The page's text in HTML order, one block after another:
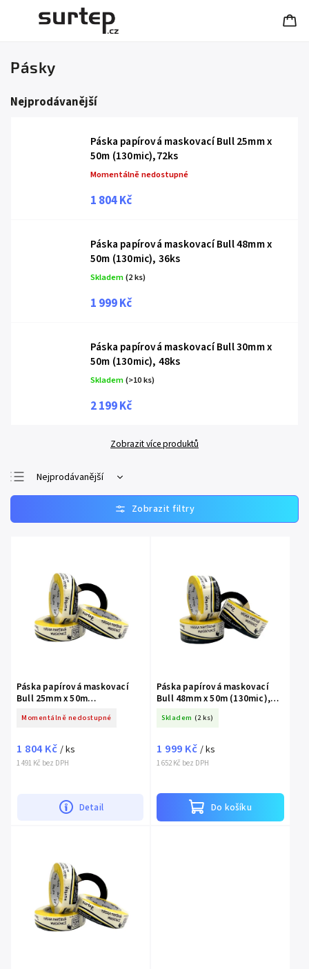
Pásky
Nejprodávanější
Páska papírová maskovací Bull 25mm x
50m (130mic),72ks
Momentálně nedostupné
1 804 Kč
Páska papírová maskovací Bull 48mm x
50m (130mic), 36ks
Skladem(2 ks)
1 999 Kč
Páska papírová maskovací Bull 30mm x
50m (130mic), 48ks
Skladem(>10 ks)
2 199 Kč
Zobrazit více produktů
Nejprodávanější
Nejlevnější
Nejdražší
Páska papírová maskovací
Bull 25mm x 50m
Momentálně nedostupné
1 491 Kč bez DPH
1 804 Kč / ks
Detail
Páska papírová maskovací
Bull 48mm x 50m (130mic),
Skladem (2 ks)
1 652 Kč bez DPH
1 999 Kč / ks
Do košíku